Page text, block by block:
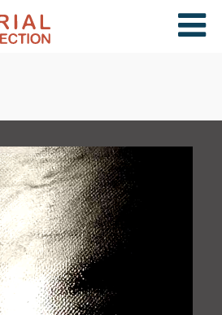
×
PAYS
CARTE
COLLECTIONS